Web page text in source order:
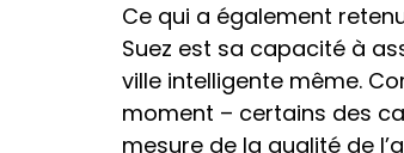
Ce qui a également
Suez est sa capacité à
ville intelligente même.
moment – certains des
mesure de la qualité de